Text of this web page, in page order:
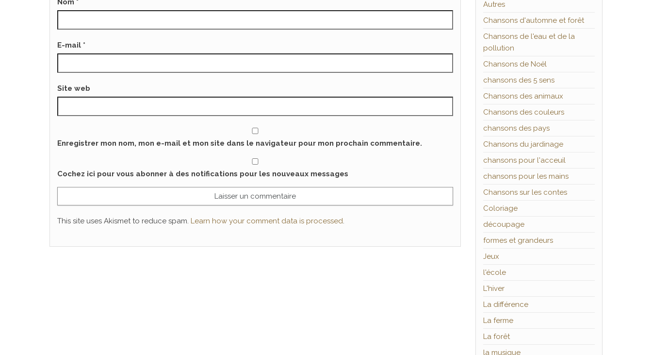
Nom *
E-mail *
Site web
Enregistrer mon nom, mon e-mail et mon site dans le navigateur pour mon prochain commentaire.
Cochez ici pour vous abonner à des notifications pour les nouveaux messages
This site uses Akismet to reduce spam. Learn how your comment data is processed.
Autres
Chansons d'automne et forêt
Chansons de l'eau et de la
pollution
Chansons de Noël
chansons des 5 sens
Chansons des animaux
Chansons des couleurs
chansons des pays
Chansons du jardinage
chansons pour l'acceuil
chansons pour les mains
Chansons sur les contes
Coloriage
découpage
formes et grandeurs
Jeux
l'école
L'hiver
La différence
La ferme
La forêt
la musique